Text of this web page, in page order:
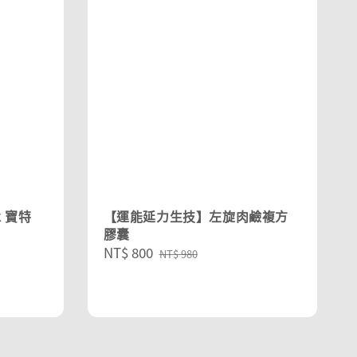
寶特
【運能延力生技】左旋肉鹼複方
膠囊
Sale
NT$ 800 Regular
NT$ 980